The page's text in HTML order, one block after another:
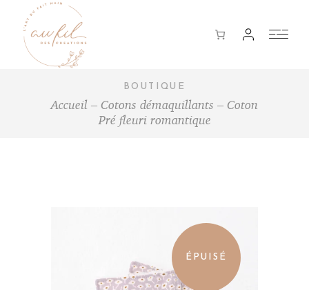
BOUTIQUE
Accueil Cotons démaquillants
Coton
Pré fleuri romantique
ÉPUISÉ